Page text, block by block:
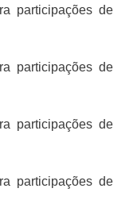
participações de
participações de
participações de
participações de